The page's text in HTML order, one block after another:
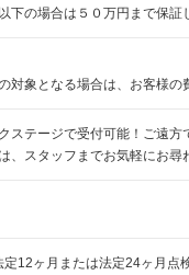
下の場合は５０万円まで保証
対象となる場合は、お客様の
ステージで受付可能！ご遠
、スタッフまでお気軽にお尋
12ヶ月または法定24ヶ月点